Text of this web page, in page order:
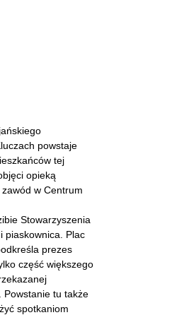
powstaje
tej
opieką
w Centrum
Stowarzyszenia
piaskownica. Plac
prezes
część większego
Powstanie tu także
spotkaniom